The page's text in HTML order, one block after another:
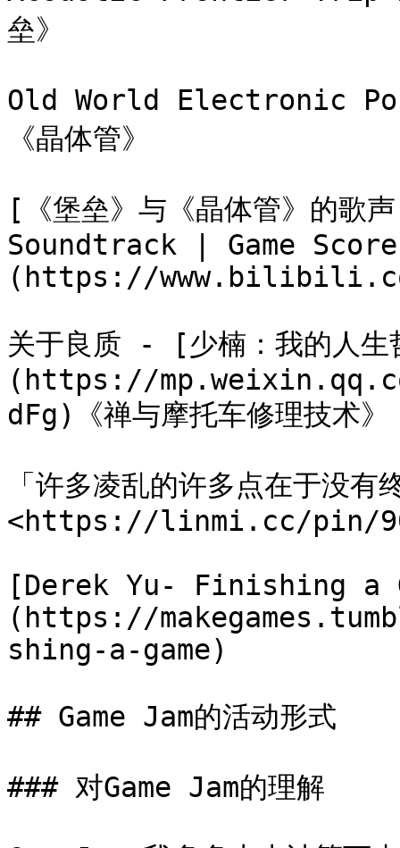
垒》
Old World Electronic
《晶体管》
[《堡垒》与《晶体管》的
Soundtrack | Game
(https://
关于良质 - [少楠：我的人生
(https://
dFg)《禅与摩托车修理技术》
「许多凌乱的许多点在于没有
<https://linmi.cc/pin/
[Derek Yu- Finishing a
(https://
shing-a-game)
## Game Jam的活动形式
### 对Game Jam的理解